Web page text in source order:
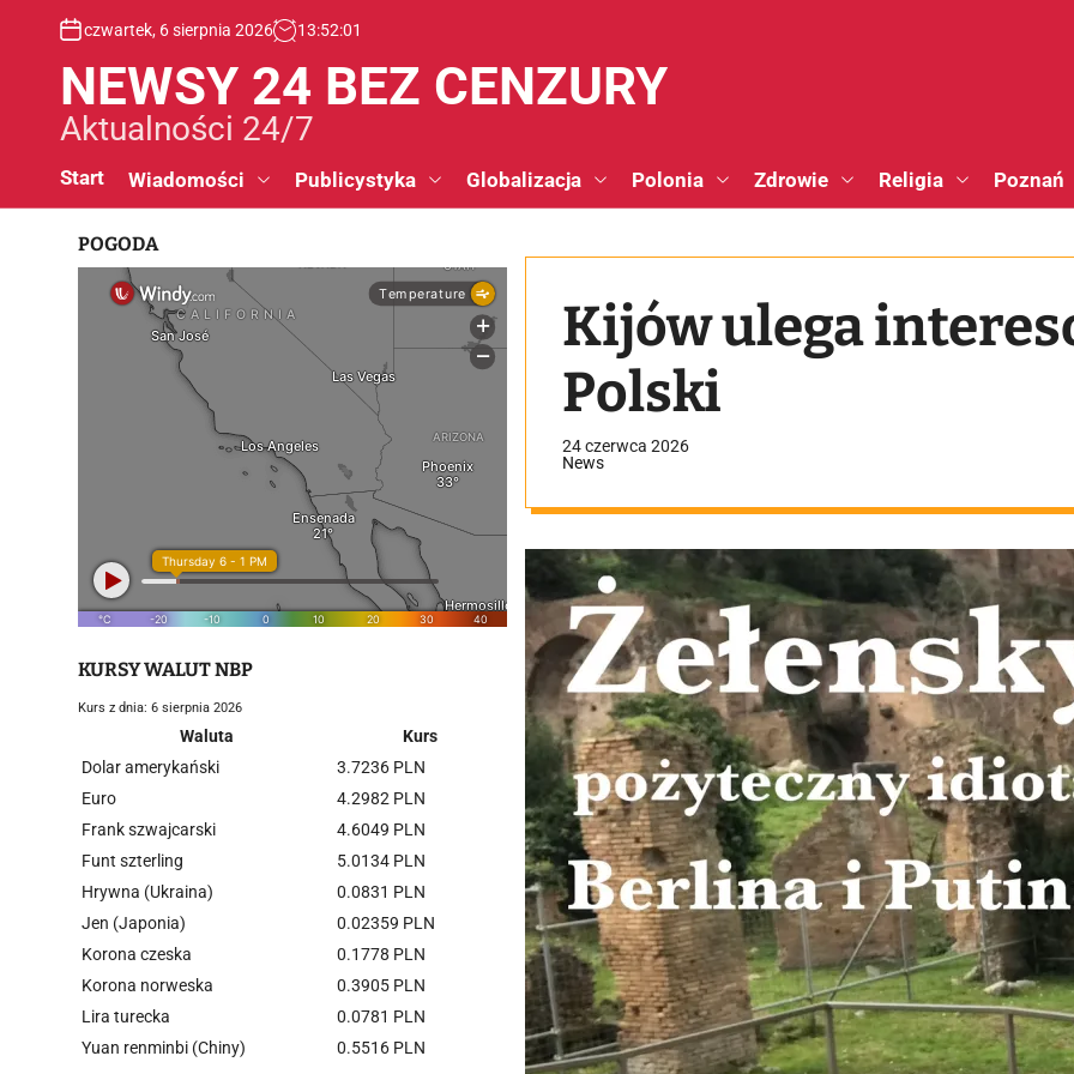
czwartek, 6 sierpnia 2026 13:52:02
NEWSY 24 BEZ CENZURY
Aktualności 24/7
Start Wiadomości Publicystyka Globalizacja Polonia Zdrowie Religia Poznań
Kijów ulega
Polski
24 czerwca 2026
News
POGODA
KURSY WALUT NBP
Kurs z dnia: 6 sierpnia 2026
Waluta
Kurs
Dolar amerykański
3.7236 PLN
Euro
4.2982 PLN
Frank szwajcarski
4.6049 PLN
Funt szterling
5.0134 PLN
Hrywna (Ukraina)
0.0831 PLN
Jen (Japonia)
0.02359 PLN
Korona czeska
0.1778 PLN
Korona norweska
0.3905 PLN
Lira turecka
0.0781 PLN
Yuan renminbi (Chiny)
0.5516 PLN